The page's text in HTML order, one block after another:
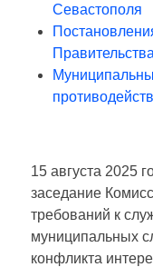
Севастополя
15 августа 2025
заседание
требований к
муниципальных
конфликта